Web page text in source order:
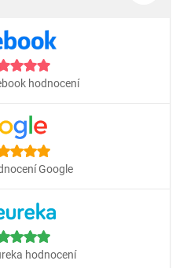
hodnocení
Google
hodnocení